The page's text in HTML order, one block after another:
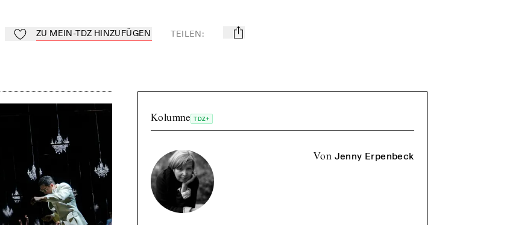
Zu Mein-TdZ hinzufügen
ZU MEIN-TDZ HINZUFÜGEN TEILEN: mail
Kolumne TDZ+
von Jenny Erpenbeck